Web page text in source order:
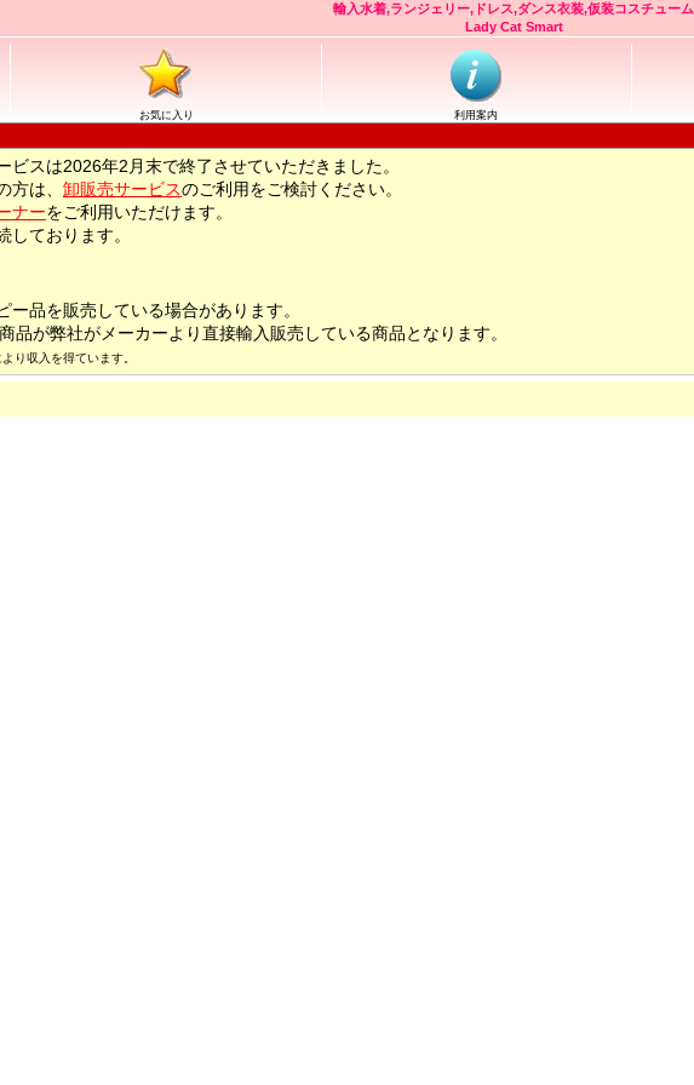
輸入水着,ランジェリー,ドレス,ダンス衣装,仮装コスチューム
Lady Cat Smart
お気に入り 利用案内
スは2026年2月末で終了させていただきました。
は、 卸販売サービスのご利用をご検討ください。
ナーをご利用いただけます。
ております。
品を販売している場合があります。
品が弊社がメーカーより直接輸入販売している商品となります。
り収入を得ています。